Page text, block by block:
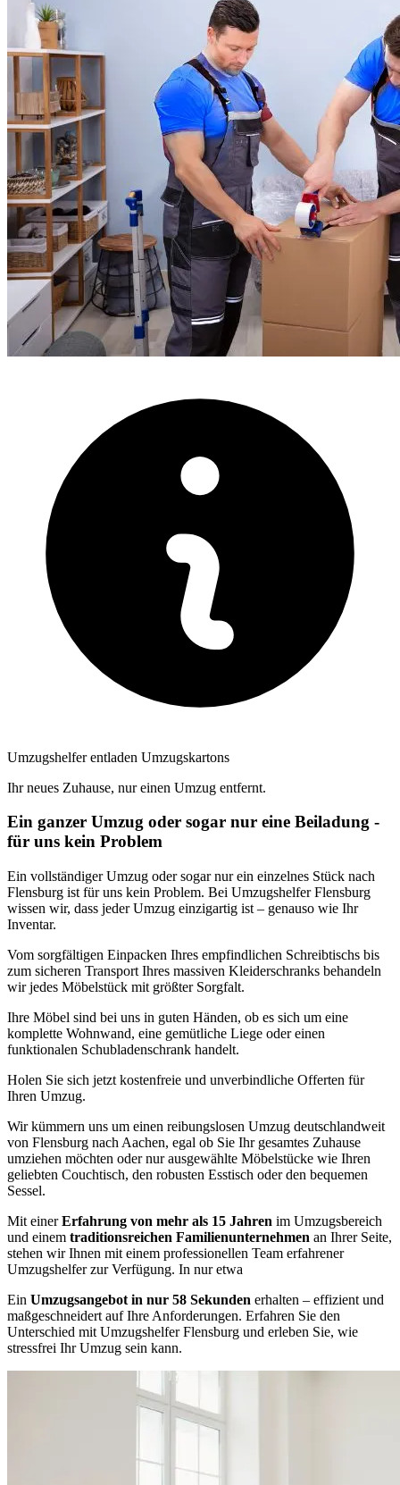
Umzugshelfer entladen Umzugskartons
Ihr neues Zuhause, nur einen Umzug entfernt.
Ein ganzer Umzug oder sogar nur eine Beiladung -
für uns kein Problem
Ein vollständiger Umzug oder sogar nur ein einzelnes Stück nach
Flensburg ist für uns kein Problem. Bei Umzugshelfer Flensburg
wissen wir, dass jeder Umzug einzigartig ist – genauso wie Ihr
Inventar.
Vom sorgfältigen Einpacken Ihres empfindlichen Schreibtischs bis
zum sicheren Transport Ihres massiven Kleiderschranks behandeln
wir jedes Möbelstück mit größter Sorgfalt.
Ihre Möbel sind bei uns in guten Händen, ob es sich um eine
komplette Wohnwand, eine gemütliche Liege oder einen
funktionalen Schubladenschrank handelt.
Holen Sie sich jetzt kostenfreie und unverbindliche Offerten für
Ihren Umzug.
Wir kümmern uns um einen reibungslosen Umzug deutschlandweit
von Flensburg nach Aachen, egal ob Sie Ihr gesamtes Zuhause
umziehen möchten oder nur ausgewählte Möbelstücke wie Ihren
geliebten Couchtisch, den robusten Esstisch oder den bequemen
Sessel.
Mit einerErfahrung von mehr als 15 Jahren im Umzugsbereich
und einem traditionsreichen Familienunternehmen an Ihrer Seite,
stehen wir Ihnen mit einem professionellen Team erfahrener
Umzugshelfer zur Verfügung. In nur etwa
Ein Umzugsangebot in nur 58 Sekunden erhalten – effizient und
maßgeschneidert auf Ihre Anforderungen. Erfahren Sie den
Unterschied mit Umzugshelfer Flensburg und erleben Sie, wie
stressfrei Ihr Umzug sein kann.